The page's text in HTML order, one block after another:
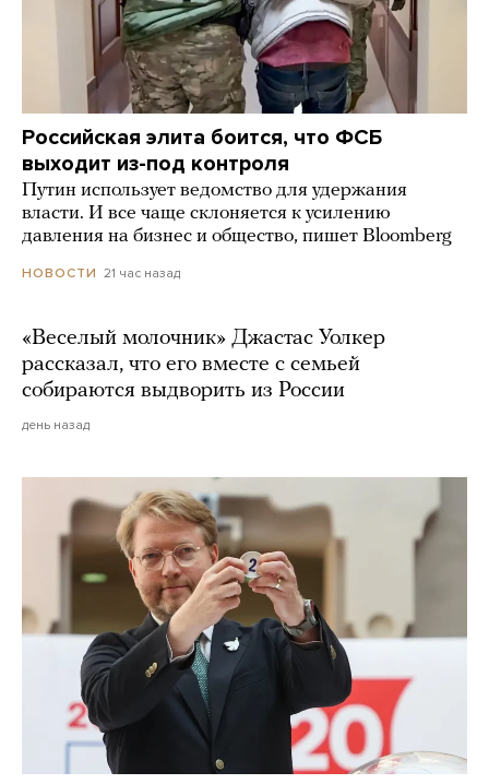
Российская элита боится, что ФСБ
выходит из-под контроля
Путин использует ведомство для удержания
власти. И все чаще склоняется к усилению
давления на бизнес и общество, пишет Bloomberg
НОВОСТИ 21 час назад
«Веселый молочник» Джастас Уолкер
рассказал, что его вместе с семьей
собираются выдворить из России
день назад